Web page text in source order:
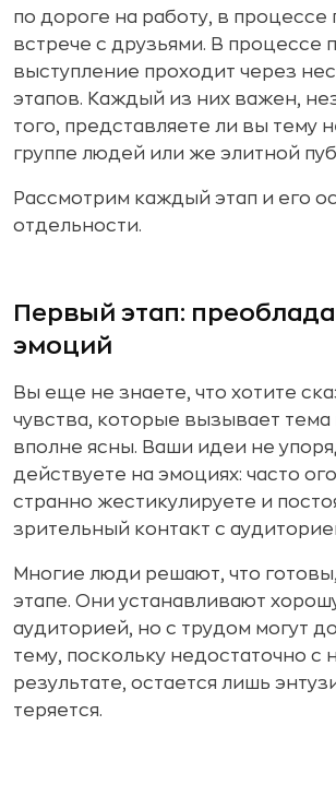
по дороге на работу, в процессе
встрече с друзьями. В процессе
выступление проходит через
этапов. Каждый из них важен,
того, представляете ли вы тему
группе людей или же элитной
Рассмотрим каждый этап и его
отдельности.
Первый этап:
эмоций
Вы еще не знаете, что хотите
чувства, которые вызывает тема
вполне ясны. Ваши идеи не
действуете на эмоциях: часто
странно жестикулируете и
зрительный контакт с
Многие люди решают, что
этапе. Они устанавливают
аудиторией, но с трудом могут
тему, поскольку недостаточно с
результате, остается лишь
теряется.